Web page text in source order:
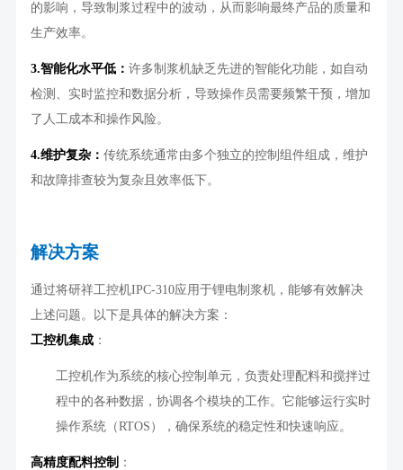
的影响，导致制浆过程中的波动，从而影响最终产品的质量和
生产效率。
3.智能化水平低： 许多制浆机缺乏先进的智能化功能，如自动
检测、实时监控和数据分析，导致操作员需要频繁干预，增加
了人工成本和操作风险。
4.维护复杂： 传统系统通常由多个独立的控制组件组成，维护
和故障排查较为复杂且效率低下。
解决方案
通过将研祥工控机IPC-310应用于锂电制浆机，能够有效解决
上述问题。以下是具体的解决方案：
工控机集成：
工控机作为系统的核心控制单元，负责处理配料和搅拌过
程中的各种数据，协调各个模块的工作。它能够运行实时
操作系统（RTOS ），确保系统的稳定性和快速响应。
高精度配料控制 ：